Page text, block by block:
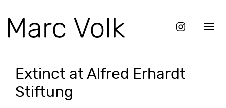
Extinct at Alfred Erhardt
Stiftung